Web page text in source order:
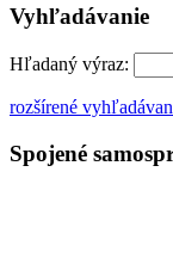
Vyhľadávanie
Hľadaný výraz:
rozšírené
Spojené